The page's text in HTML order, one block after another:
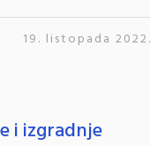
19. listopada
i izgradnje